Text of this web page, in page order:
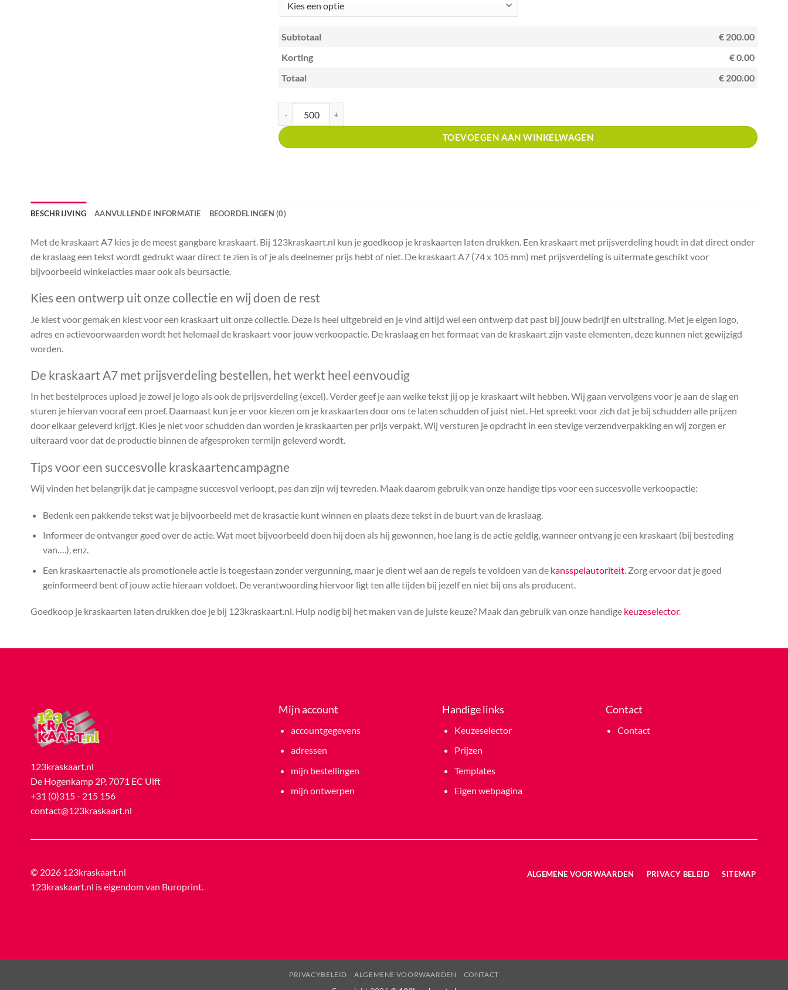
Subtotaal
€ 200.00
Korting
€ 0.00
Totaal
€ 200.00
TOEVOEGEN AAN WINKELWAGEN
BESCHRIJVING AANVULLENDE INFORMATIE BEOORDELINGEN (0)
Met de kraskaart A7 kies je de meest gangbare kraskaart. Bij 123kraskaart.nl kun je goedkoop je kraskaarten laten drukken. Een kraskaart met prijsverdeling houdt in dat direct onder
de kraslaag een tekst wordt gedrukt waar direct te zien is of je als deelnemer prijs hebt of niet. De kraskaart A7 (74 x 105 mm) met prijsverdeling is uitermate geschikt voor
bijvoorbeeld winkelacties maar ook als beursactie.
Kies een ontwerp uit onze collectie en wij doen de rest
Je kiest voor gemak en kiest voor een kraskaart uit onze collectie. Deze is heel uitgebreid en je vind altijd wel een ontwerp dat past bij jouw bedrijf en uitstraling. Met je eigen logo,
adres en actievoorwaarden wordt het helemaal de kraskaart voor jouw verkoopactie. De kraslaag en het formaat van de kraskaart zijn vaste elementen, deze kunnen niet gewijzigd
worden.
De kraskaart A7 met prijsverdeling bestellen, het werkt heel eenvoudig
In het bestelproces upload je zowel je logo als ook de prijsverdeling (excel). Verder geef je aan welke tekst jij op je kraskaart wilt hebben. Wij gaan vervolgens voor je aan de slag en
sturen je hiervan vooraf een proef. Daarnaast kun je er voor kiezen om je kraskaarten door ons te laten schudden of juist niet. Het spreekt voor zich dat je bij schudden alle prijzen
door elkaar geleverd krijgt. Kies je niet voor schudden dan worden je kraskaarten per prijs verpakt. Wij versturen je opdracht in een stevige verzendverpakking en wij zorgen er
uiteraard voor dat de productie binnen de afgesproken termijn geleverd wordt.
Tips voor een succesvolle kraskaartencampagne
Wij vinden het belangrijk dat je campagne succesvol verloopt, pas dan zijn wij tevreden. Maak daarom gebruik van onze handige tips voor een succesvolle verkoopactie:
Bedenk een pakkende tekst wat je bijvoorbeeld met de krasactie kunt winnen en plaats deze tekst in de buurt van de kraslaag.
Informeer de ontvanger goed over de actie. Wat moet bijvoorbeeld doen hij doen als hij gewonnen, hoe lang is de actie geldig, wanneer ontvang je een kraskaart (bij besteding
van….), enz.
Een kraskaartenactie als promotionele actie is toegestaan zonder vergunning, maar je dient wel aan de regels te voldoen van de kansspelautoriteit. Zorg ervoor dat je goed
geinformeerd bent of jouw actie hieraan voldoet. De verantwoording hiervoor ligt ten alle tijden bij jezelf en niet bij ons als producent.
Goedkoop je kraskaarten laten drukken doe je bij 123kraskaart.nl. Hulp nodig bij het maken van de juiste keuze? Maak dan gebruik van onze handige keuzeselector.
123kraskaart.nl
De Hogenkamp 2P, 7071 EC Ulft
+31 (0)315 - 215 156
contact@123kraskaart.nl
Mijn account
accountgegevens
adressen
mijn bestellingen
mijn ontwerpen
Handige links
Keuzeselector
Prijzen
Templates
Eigen webpagina
Contact
Contact
© 2026 123kraskaart.nl
123kraskaart.nl is eigendom van Buroprint.
ALGEMENE VOORWAARDEN PRIVACY BELEID SITEMAP
PRIVACYBELEID ALGEMENE VOORWAARDEN CONTACT